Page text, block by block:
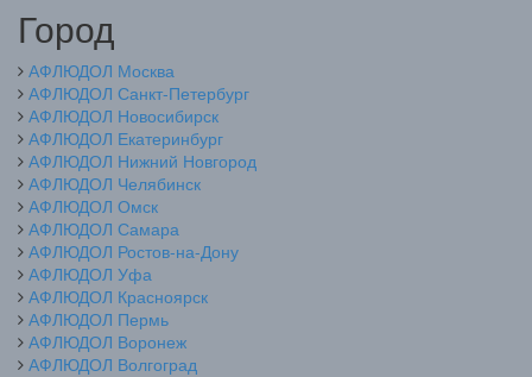
Город
АФЛЮДОЛ Москва
АФЛЮДОЛ Санкт-Петербург
АФЛЮДОЛ Новосибирск
АФЛЮДОЛ Екатеринбург
АФЛЮДОЛ Нижний Новгород
АФЛЮДОЛ Челябинск
АФЛЮДОЛ Омск
АФЛЮДОЛ Самара
АФЛЮДОЛ Ростов-на-Дону
АФЛЮДОЛ Уфа
АФЛЮДОЛ Красноярск
АФЛЮДОЛ Пермь
АФЛЮДОЛ Воронеж
АФЛЮДОЛ Волгоград